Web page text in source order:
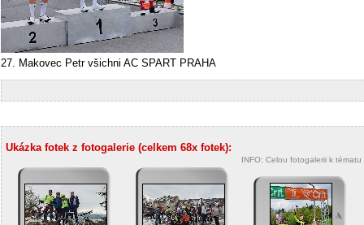
27. Makovec Petr všichni AC SPART PRAHA
Ukázka fotek z fotogalerie (celkem 68x fotek):
INFO: Celou fotogalerii k